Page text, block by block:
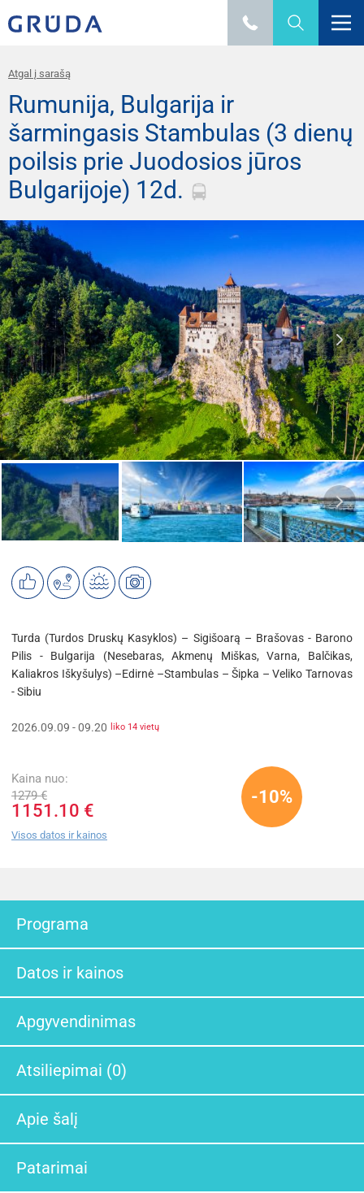
Atgal į sarašą
Rumunija, Bulgarija ir
šarmingasis Stambulas (3 dienų
poilsis prie Juodosios jūros
Bulgarijoje) 12d.
Turda (Turdos Druskų Kasyklos) – Sigišoarą – Brašovas - Barono
Pilis - Bulgarija (Nesebaras, Akmenų Miškas, Varna, Balčikas,
Kaliakros Iškyšulys) –Edirnė –Stambulas – Šipka – Veliko Tarnovas
- Sibiu
2026.09.09 - 09.20 liko 14 vietų
Kaina nuo:
1279 €
1151.10 €
-10%
Visos datos ir kainos
Programa
Datos ir kainos
Apgyvendinimas
Atsiliepimai (0)
Apie šalį
Patarimai